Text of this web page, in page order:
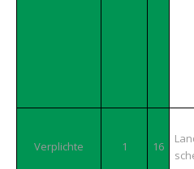
Verplichte 1 16